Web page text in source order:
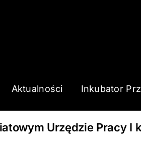
Aktualności Inkubator
Urzędzie Pracy I